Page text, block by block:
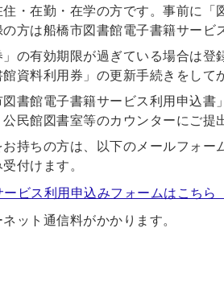
・在勤・在学の方です。事前に「
の方は船橋市図書館電子書籍サービ
」の有効期限が過ぎている場合は登
資料利用券」の更新手続きをして
書館電子書籍サービス利用申込書
民館図書室等のカウンターにご提
持ちの方は、以下のメールフォ
付けます。
ビス利用申込みフォームはこちら
ット通信料がかかります。